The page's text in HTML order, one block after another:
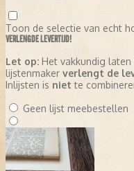
Toon de selectie van echt
VERLENGDE LEVERTIJD!
Let op: Het vakkundig
lijstenmaker verlengt de
Inlijsten is niet te
Geen lijst meebestellen